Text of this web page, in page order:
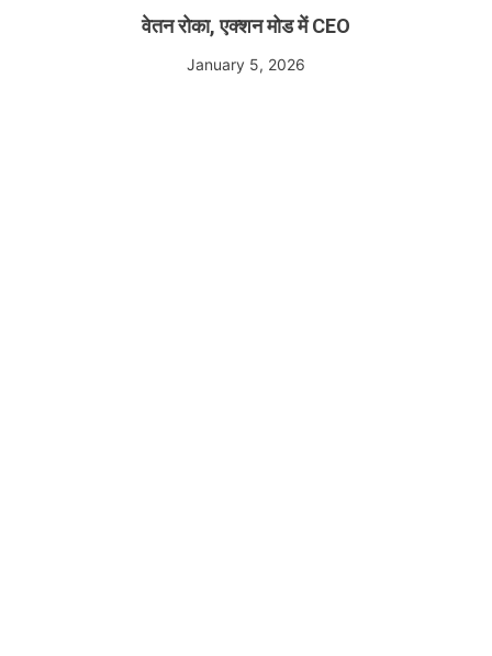
वेतन रोका, एक्शन मोड में CEO
January 5, 2026